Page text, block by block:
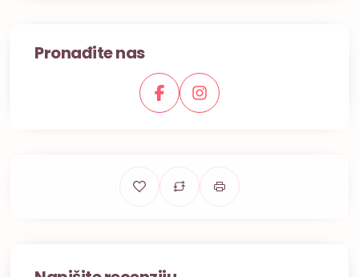
Pronađite nas